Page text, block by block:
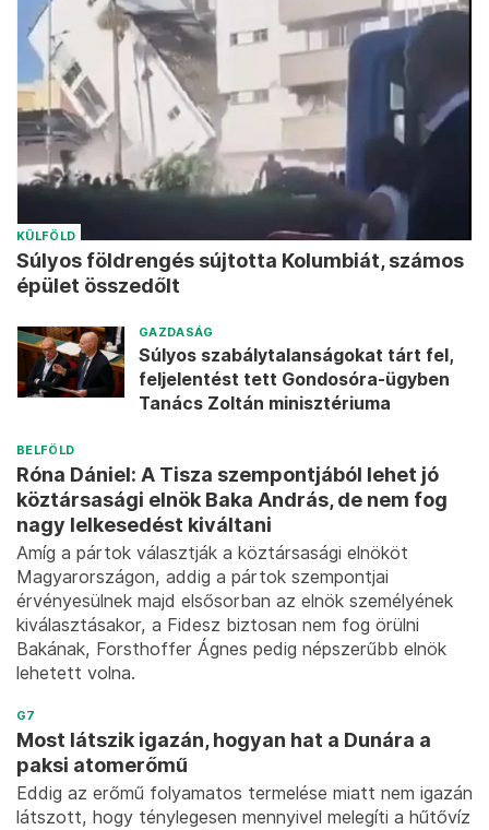
KÜLFÖLD
Súlyos földrengés sújtotta Kolumbiát, számos
épület összedőlt
GAZDASÁG
Súlyos szabálytalanságokat tárt fel,
feljelentést tett Gondosóra-ügyben
Tanács Zoltán minisztériuma
BELFÖLD
Róna Dániel: A Tisza szempontjából lehet jó
köztársasági elnök Baka András, de nem fog
nagy lelkesedést kiváltani
Amíg a pártok választják a köztársasági elnököt
Magyarországon, addig a pártok szempontjai
érvényesülnek majd elsősorban az elnök személyének
kiválasztásakor, a Fidesz biztosan nem fog örülni
Bakának, Forsthoffer Ágnes pedig népszerűbb elnök
lehetett volna.
G7
Most látszik igazán, hogyan hat a Dunára a
paksi atomerőmű
Eddig az erőmű folyamatos termelése miatt nem igazán
látszott, hogy ténylegesen mennyivel melegíti a hűtővíz